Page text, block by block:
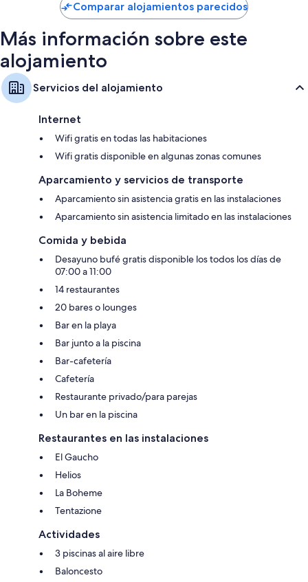
419 €
Comparar alojamientos parecidos
Más información sobre este
alojamiento
Servicios del alojamiento
Internet
Wifi gratis en todas las habitaciones
Wifi gratis disponible en algunas zonas comunes
Aparcamiento y servicios de transporte
Aparcamiento sin asistencia gratis en las instalaciones
Aparcamiento sin asistencia limitado en las instalaciones
Comida y bebida
Desayuno bufé gratis disponible los todos los días de
07:00 a 11:00
14 restaurantes
20 bares o lounges
Bar en la playa
Bar junto a la piscina
Bar-cafetería
Cafetería
Restaurante privado/para parejas
Un bar en la piscina
Restaurantes en las instalaciones
El Gaucho
Helios
La Boheme
Tentazione
Actividades
3 piscinas al aire libre
Baloncesto